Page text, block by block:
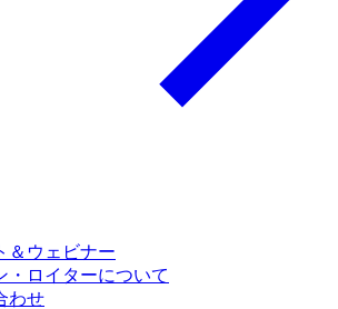
＆ウェビナー
・ロイターについて
わせ